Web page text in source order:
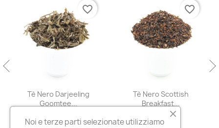
Tè Nero Darjeeling
Goomtee...
12,90 €
favorite_border
Tè Nero Scottish
Breakfast...
6,90 €
favorite_border
Noi e terze parti selezionate utilizziamo